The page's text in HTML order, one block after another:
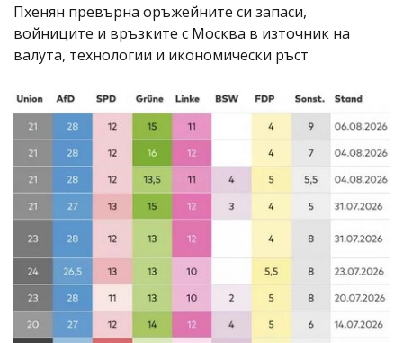
Пхенян превърна оръжейните си запаси,
войниците и връзките с Москва в източник на
валута, технологии и икономически ръст